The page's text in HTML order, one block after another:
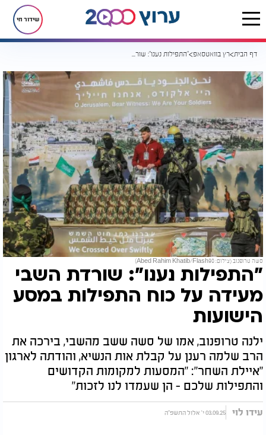
שידור חי
דף הבית רץ בוואטסאפ "התפילות נענו": שורדת השבי מעידה על כוח התפילות במסע הישועות
סשה טרופנוב (צילום: Abed Rahim Khatib/Flash90)
"התפילות נענו": שורדת השבי
מעידה על כוח התפילות במסע
הישועות
ילנה טרופנוב, אמו של סשה ששב מהשבי, בירכה את
הרב שלמה רענן על קבלת אות הנשיא, והודתה לארגון
"איילת השחר": "המסעות למקומות הקדושים
והתפילות שלכם - הן שעמדו לנו לזכות"
עידו לוי 03.09.25 י' אלול התשפ"ה